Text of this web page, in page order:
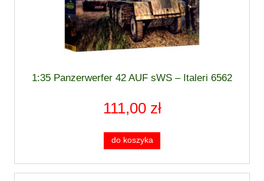
1:35 Panzerwerfer 42 AUF sWS – Italeri 6562
111,00 zł
do koszyka